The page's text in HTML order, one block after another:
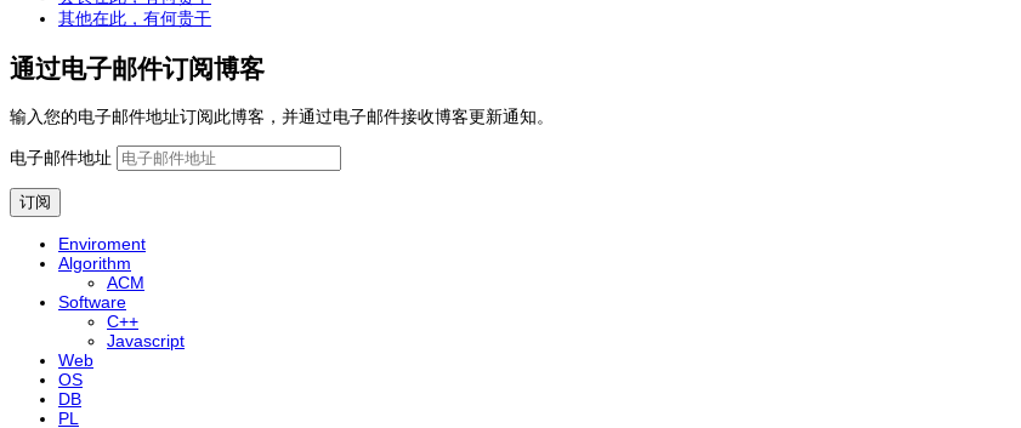
其他在此，有何贵干
通过电子邮件订阅博客
输入您的电子邮件地址订阅此博客，并通过电子邮件接收博客更新通知。
电子邮件地址
订阅
Enviroment
Algorithm
ACM
Software
C++
Javascript
Web
OS
DB
PL